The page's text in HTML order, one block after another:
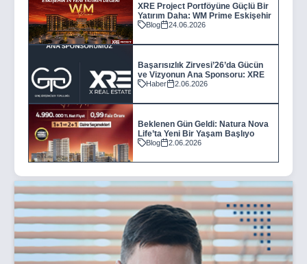
XRE Project Portföyüne Güçlü Bir
Yatırım Daha: WM Prime Eskişehir
Blog 24.06.2026
Başarısızlık Zirvesi’26’da Gücün
ve Vizyonun Ana Sponsoru: XRE
Haber 2.06.2026
Beklenen Gün Geldi: Natura Nova
Life’ta Yeni Bir Yaşam Başlıyo
Blog 2.06.2026